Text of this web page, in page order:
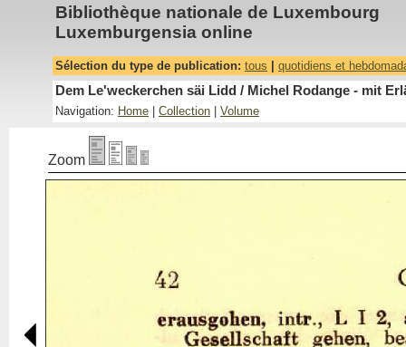
Bibliothèque nationale de Luxembourg
Luxemburgensia online
Sélection du type de publication: tous quotidiens et
Dem Le'weckerchen säi Lidd / Michel Rodange - mit
Navigation: Home Collection Volume
Zoom